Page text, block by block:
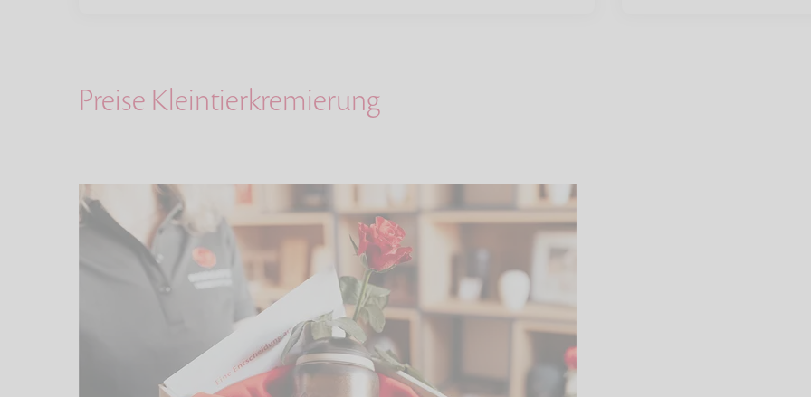
Preise Kleintierkremierung